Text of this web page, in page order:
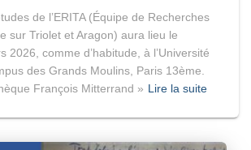
de l’ERITA (Équipe de Recherches
sur Triolet et Aragon) aura lieu le
2026, comme d’habitude, à l’Université
des Grands Moulins, Paris 13ème.
François Mitterrand » Lire la suite